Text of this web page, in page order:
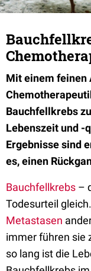
Mit einem feinen
Bauchfellkrebs
Lebenszeit und -
Ergebnisse sind
es, einen
Bauchfellkrebs –
Todesurteil
Metastasen
immer führen sie
so lang ist die